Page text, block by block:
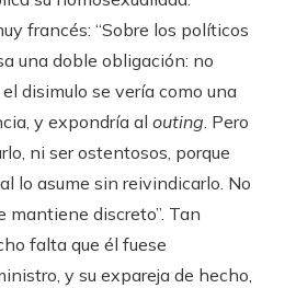
francés: “Sobre los políticos
una doble obligación: no
disimulo se vería como una
y expondría al outing. Pero
ni ser ostentosos, porque
lo asume sin reivindicarlo. No
mantiene discreto”. Tan
falta que él fuese
y su expareja de hecho,